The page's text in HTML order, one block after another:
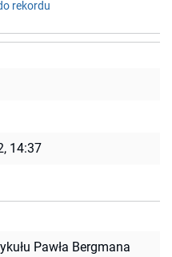
rekordu
14:37
Pawła Bergmana